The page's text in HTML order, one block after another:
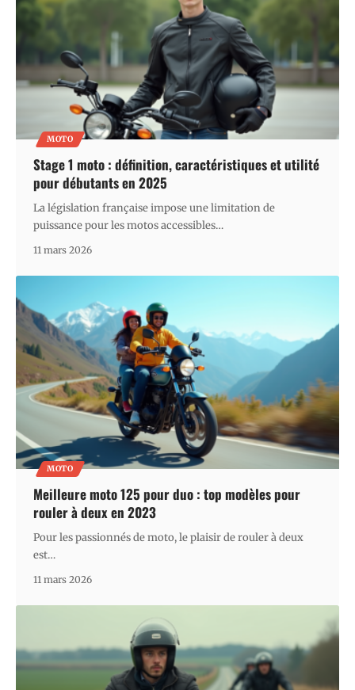
MOTO
Stage 1 moto : définition, caractéristiques et utilité
pour débutants en 2025
La législation française impose une limitation de
puissance pour les motos accessibles…
11 mars 2026
MOTO
Meilleure moto 125 pour duo : top modèles pour
rouler à deux en 2023
Pour les passionnés de moto, le plaisir de rouler à deux
est…
11 mars 2026